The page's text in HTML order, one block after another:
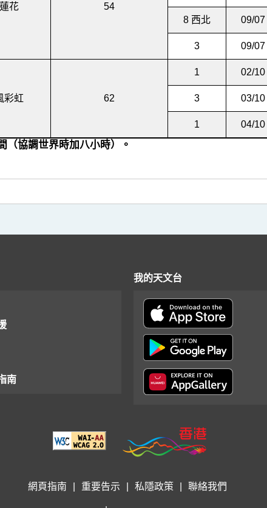
花 54
8 西北 09/07
3 09/07
彩虹 62
1 02/10
3 03/10
1 04/10
（協調世界時加八小時）。
南
我的天文台
網頁指南 重要告示 私隱政策 聯絡我們